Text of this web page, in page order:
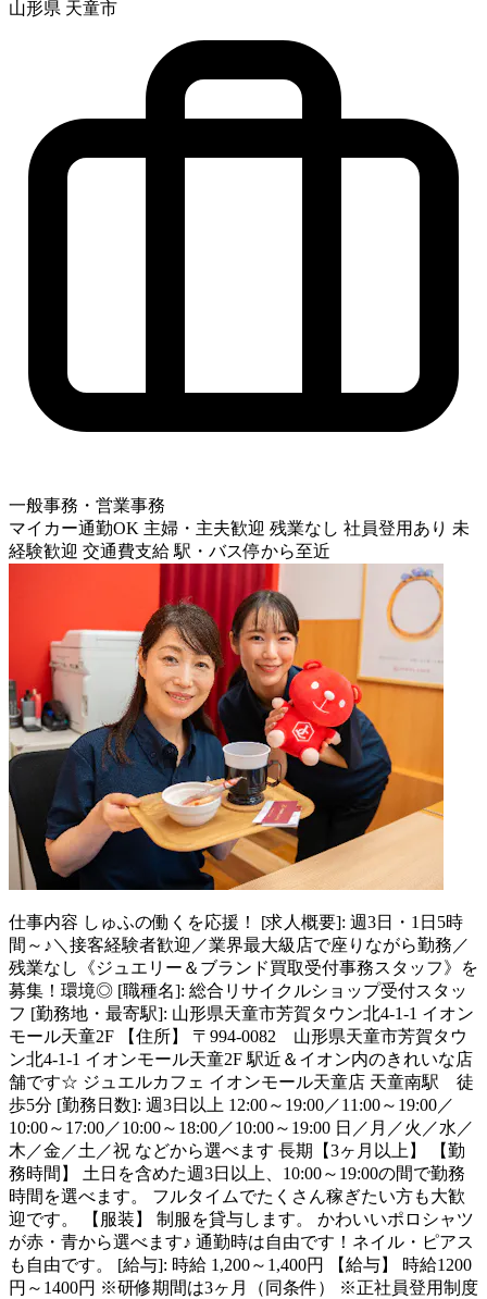
山形県 天童市
一般事務・営業事務
マイカー通勤OK 主婦・主夫歓迎 残業なし 社員登用あり 未
経験歓迎 交通費支給 駅・バス停から至近
仕事内容 しゅふの働くを応援！ [求人概要]: 週3日・1日5時
間～♪＼接客経験者歓迎／業界最大級店で座りながら勤務／
残業なし《ジュエリー＆ブランド買取受付事務スタッフ》を
募集！環境◎ [職種名]: 総合リサイクルショップ受付スタッ
フ [勤務地・最寄駅]: 山形県天童市芳賀タウン北4-1-1 イオン
モール天童2F 【住所】 〒994-0082 山形県天童市芳賀タウ
ン北4-1-1 イオンモール天童2F 駅近＆イオン内のきれいな店
舗です☆ ジュエルカフェ イオンモール天童店 天童南駅 徒
歩5分 [勤務日数]: 週3日以上 12:00～19:00／11:00～19:00／
10:00～17:00／10:00～18:00／10:00～19:00 日／月／火／水／
木／金／土／祝 などから選べます 長期【3ヶ月以上】 【勤
務時間】 土日を含めた週3日以上、10:00～19:00の間で勤務
時間を選べます。 フルタイムでたくさん稼ぎたい方も大歓
迎です。 【服装】 制服を貸与します。 かわいいポロシャツ
が赤・青から選べます♪ 通勤時は自由です！ネイル・ピアス
も自由です。 [給与]: 時給 1,200～1,400円 【給与】 時給1200
円～1400円 ※研修期間は3ヶ月（同条件） ※正社員登用制度